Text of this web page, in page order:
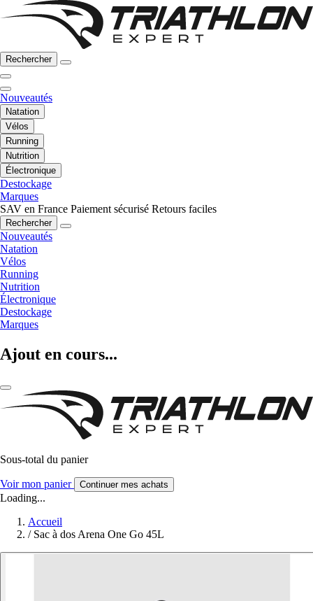
Rechercher
Nouveautés
Natation
Vélos
Running
Nutrition
Électronique
Destockage
Marques
SAV en France Paiement sécurisé Retours faciles
Rechercher
Nouveautés
Natation
Vélos
Running
Nutrition
Électronique
Destockage
Marques
Ajout en cours...
Sous-total du panier
Voir mon panier Continuer mes achats
Loading...
Accueil
/ Sac à dos Arena One Go 45L